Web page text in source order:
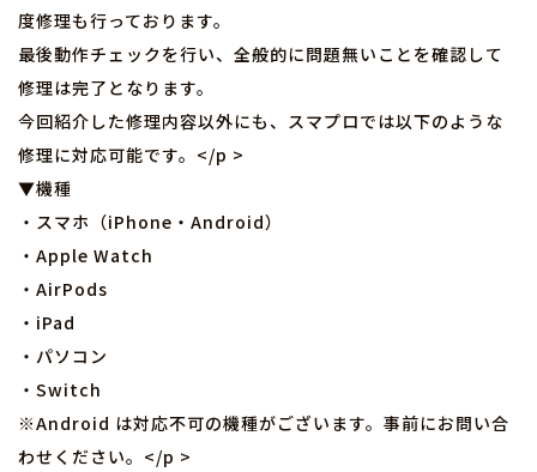
度修理も行っております。
最後動作チェックを行い、全般的に問題無いことを確認して
修理は完了となります。
今回紹介した修理内容以外にも、スマプロでは以下のような
修理に対応可能です。</p >
▼機種
・スマホ（iPhone・Android）
・Apple Watch
・AirPods
・iPad
・パソコン
・Switch
※Android は対応不可の機種がございます。事前にお問い合
わせください。</p >